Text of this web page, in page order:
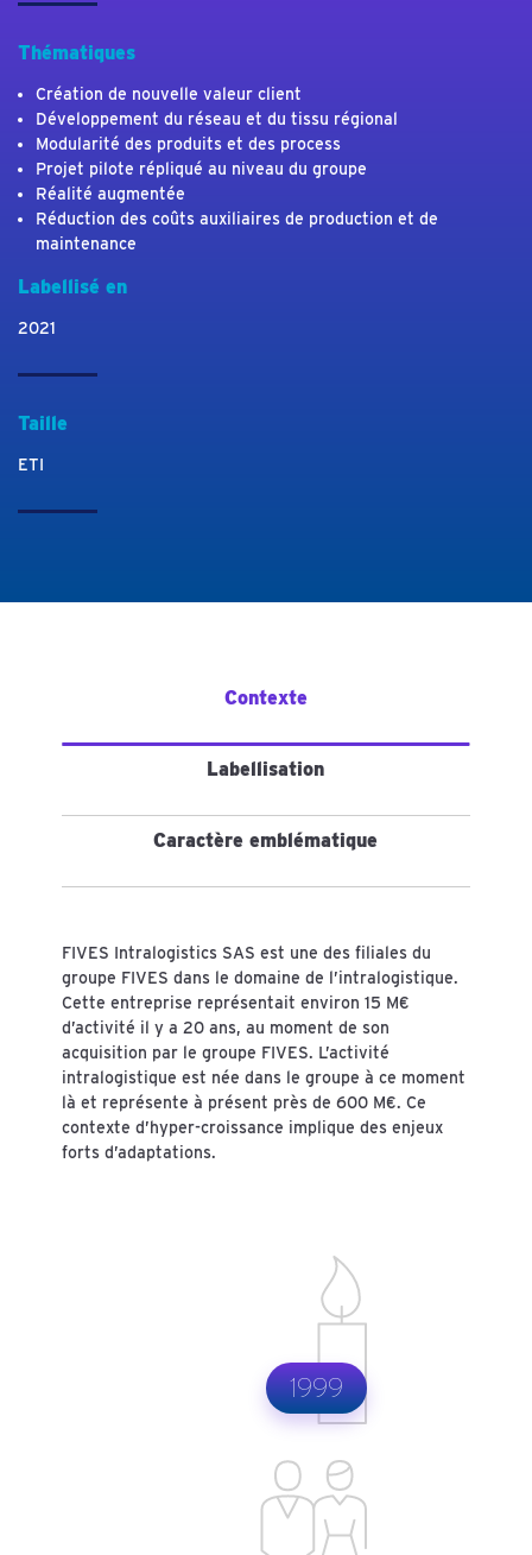
Thématiques
Création de nouvelle valeur client
Développement du réseau et du tissu régional
Modularité des produits et des process
Projet pilote répliqué au niveau du groupe
Réalité augmentée
Réduction des coûts auxiliaires de production et de
maintenance
Labellisé en
2021
Taille
ETI
Contexte
Labellisation
Caractère emblématique
FIVES Intralogistics SAS est une des filiales du
groupe FIVES dans le domaine de l’intralogistique.
Cette entreprise représentait environ 15 M€
d’activité il y a 20 ans, au moment de son
acquisition par le groupe FIVES. L’activité
intralogistique est née dans le groupe à ce moment
là et représente à présent près de 600 M€. Ce
contexte d’hyper-croissance implique des enjeux
forts d’adaptations.
1999